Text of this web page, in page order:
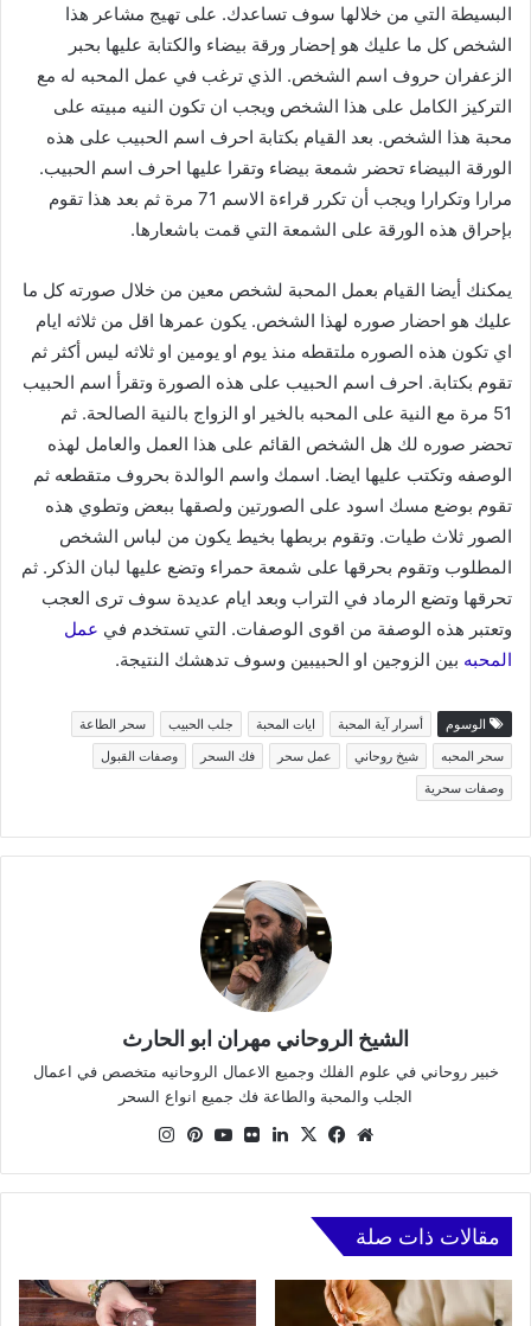
البسيطة التي من خلالها سوف تساعدك. على تهيج مشاعر هذا
الشخص كل ما عليك هو إحضار ورقة بيضاء والكتابة عليها بحبر
الزعفران حروف اسم الشخص. الذي ترغب في عمل المحبه له مع
التركيز الكامل على هذا الشخص ويجب ان تكون النيه مبيته على
محبة هذا الشخص. بعد القيام بكتابة احرف اسم الحبيب على هذه
الورقة البيضاء تحضر شمعة بيضاء وتقرا عليها احرف اسم الحبيب.
مرارا وتكرارا ويجب أن تكرر قراءة الاسم 71 مرة ثم بعد هذا تقوم
بإحراق هذه الورقة على الشمعة التي قمت باشعارها.
يمكنك أيضا القيام بعمل المحبة لشخص معين من خلال صورته كل ما
عليك هو احضار صوره لهذا الشخص. يكون عمرها اقل من ثلاثه ايام
اي تكون هذه الصوره ملتقطه منذ يوم او يومين او ثلاثه ليس أكثر ثم
تقوم بكتابة. احرف اسم الحبيب على هذه الصورة وتقرأ اسم الحبيب
51 مرة مع النية على المحبه بالخير او الزواج بالنية الصالحة. ثم
تحضر صوره لك هل الشخص القائم على هذا العمل والعامل لهذه
الوصفه وتكتب عليها ايضا. اسمك واسم الوالدة بحروف متقطعه ثم
تقوم بوضع مسك اسود على الصورتين ولصقها ببعض وتطوي هذه
الصور ثلاث طيات. وتقوم بربطها بخيط يكون من لباس الشخص
المطلوب وتقوم بحرقها على شمعة حمراء وتضع عليها لبان الذكر. ثم
تحرقها وتضع الرماد في التراب وبعد ايام عديدة سوف ترى العجب
وتعتبر هذه الوصفة من اقوى الوصفات. التي تستخدم في عمل
المحبه بين الزوجين او الحبيبين وسوف تدهشك النتيجة.
الوسوم أسرار آية المحبة ايات المحبة جلب الحبيب
سحر الطاعة
سحر المحبه
شيخ روحاني عمل سحر فك السحر
وصفات القبول
وصفات سحرية
الشيخ الروحاني مهران ابو الحارث
خبير روحاني في علوم الفلك وجميع الاعمال الروحانيه متخصص في اعمال
الجلب والمحبة والطاعة فك جميع انواع السحر
موقعفيسبوك
X لينكدإن
صور
فليكر
يوتيوببينتيريست
مقالات ذات صلة